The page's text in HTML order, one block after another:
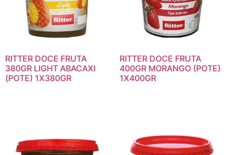
RITTER DOCE FRUTA
380GR LIGHT ABACAXI
(POTE) 1X380GR
RITTER DOCE FRUTA
400GR MORANGO (POTE)
1X400GR